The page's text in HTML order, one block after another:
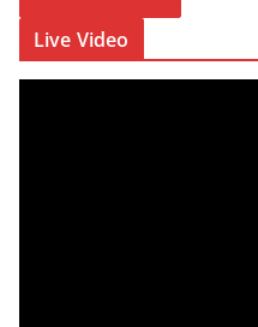
Live Video